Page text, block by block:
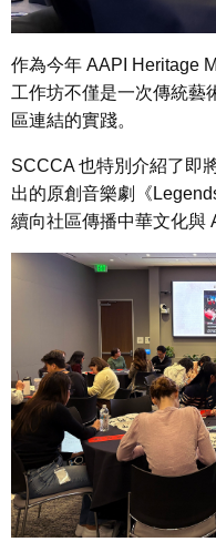
作為今年 AAPI Heritage
工作坊不僅是一次傳統藝
區連結的實踐。
SCCCA 也特別介紹了即
出的原創音樂劇《
續向社區傳播中華文化與